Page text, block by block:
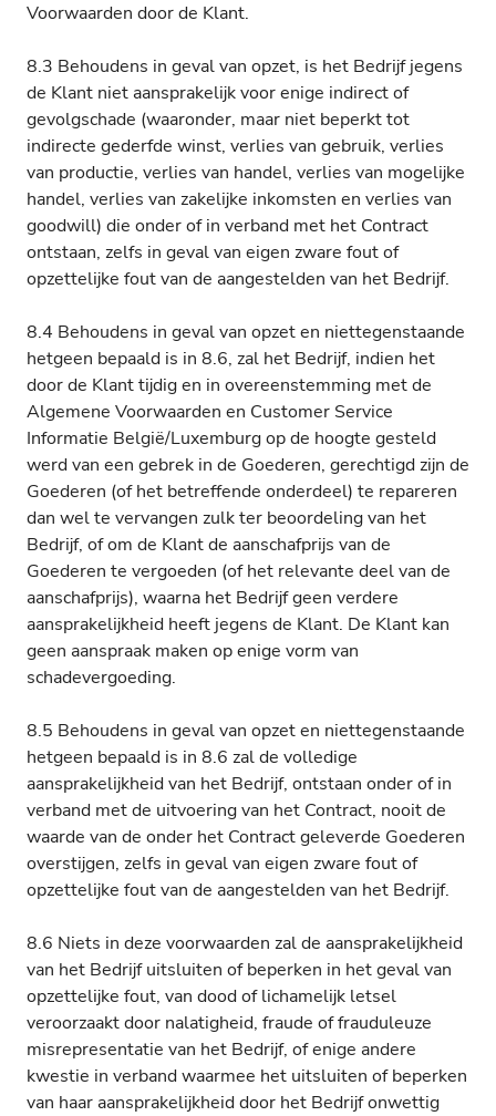
Voorwaarden door de Klant.
8.3 Behoudens in geval van opzet, is het Bedrijf jegens
de Klant niet aansprakelijk voor enige indirect of
gevolgschade (waaronder, maar niet beperkt tot
indirecte gederfde winst, verlies van gebruik, verlies
van productie, verlies van handel, verlies van mogelijke
handel, verlies van zakelijke inkomsten en verlies van
goodwill) die onder of in verband met het Contract
ontstaan, zelfs in geval van eigen zware fout of
opzettelijke fout van de aangestelden van het Bedrijf.
8.4 Behoudens in geval van opzet en niettegenstaande
hetgeen bepaald is in 8.6, zal het Bedrijf, indien het
door de Klant tijdig en in overeenstemming met de
Algemene Voorwaarden en Customer Service
Informatie België/Luxemburg op de hoogte gesteld
werd van een gebrek in de Goederen, gerechtigd zijn de
Goederen (of het betreffende onderdeel) te repareren
dan wel te vervangen zulk ter beoordeling van het
Bedrijf, of om de Klant de aanschafprijs van de
Goederen te vergoeden (of het relevante deel van de
aanschafprijs), waarna het Bedrijf geen verdere
aansprakelijkheid heeft jegens de Klant. De Klant kan
geen aanspraak maken op enige vorm van
schadevergoeding.
8.5 Behoudens in geval van opzet en niettegenstaande
hetgeen bepaald is in 8.6 zal de volledige
aansprakelijkheid van het Bedrijf, ontstaan onder of in
verband met de uitvoering van het Contract, nooit de
waarde van de onder het Contract geleverde Goederen
overstijgen, zelfs in geval van eigen zware fout of
opzettelijke fout van de aangestelden van het Bedrijf.
8.6 Niets in deze voorwaarden zal de aansprakelijkheid
van het Bedrijf uitsluiten of beperken in het geval van
opzettelijke fout, van dood of lichamelijk letsel
veroorzaakt door nalatigheid, fraude of frauduleuze
misrepresentatie van het Bedrijf, of enige andere
kwestie in verband waarmee het uitsluiten of beperken
van haar aansprakelijkheid door het Bedrijf onwettig